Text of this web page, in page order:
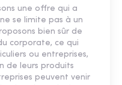
une offre qui a
se limite pas à un
bien sûr de
corporate, ce qui
ou entreprises,
de leurs produits
peuvent venir